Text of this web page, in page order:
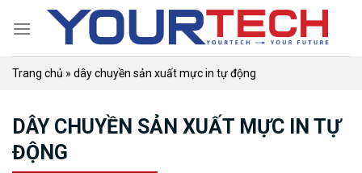
Trang chủ » dây chuyền sản xuất mực in tự động
DÂY CHUYỀN SẢN XUẤT MỰC IN TỰ
ĐỘNG